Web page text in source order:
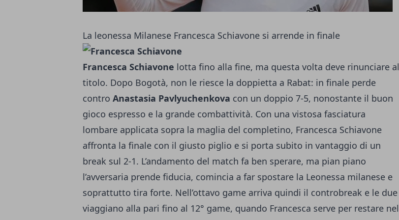
La leonessa Milanese Francesca Schiavone si arrende in finale
Francesca Schiavone lotta fino alla fine, ma questa volta deve rinunciare al
titolo. Dopo Bogotà, non le riesce la doppietta a Rabat: in finale perde
contro Anastasia Pavlyuchenkova con un doppio 7-5, nonostante il buon
gioco espresso e la grande combattività. Con una vistosa fasciatura
lombare applicata sopra la maglia del completino, Francesca Schiavone
affronta la finale con il giusto piglio e si porta subito in vantaggio di un
break sul 2-1. L’andamento del match fa ben sperare, ma pian piano
l’avversaria prende fiducia, comincia a far spostare la Leonessa milanese e
soprattutto tira forte. Nell’ottavo game arriva quindi il controbreak e le due
viaggiano alla pari fino al 12° game, quando Francesca serve per restare nel